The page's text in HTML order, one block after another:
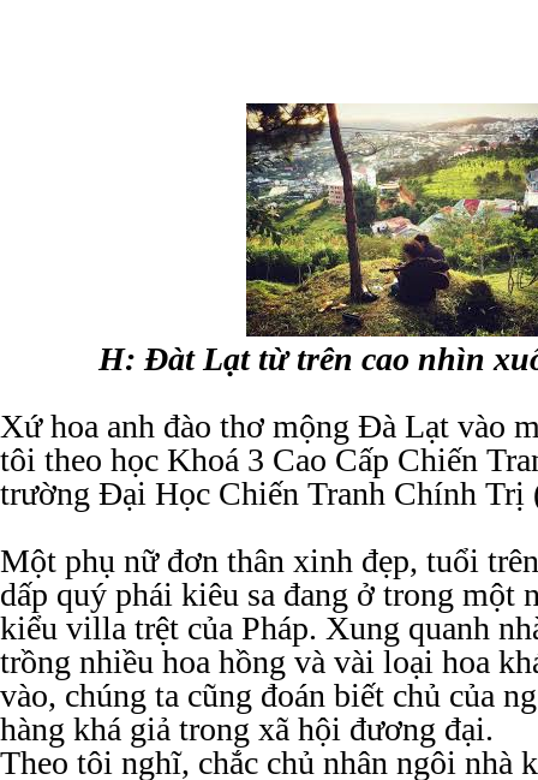
H: Đàt Lạt từ trên cao nhìn
Xứ hoa anh đào thơ mộng Đà Lạt vào
tôi theo học Khoá 3 Cao Cấp Chiến
trường Đại Học Chiến Tranh Chính Trị
Một phụ nữ đơn thân xinh đẹp, tuổi
dấp quý phái kiêu sa đang ở trong một
kiểu villa trệt của Pháp. Xung quanh
trồng nhiều hoa hồng và vài loại hoa
vào, chúng ta cũng đoán biết chủ của
hàng khá giả trong xã hội đương đại.
Theo tôi nghĩ, chắc chủ nhân ngôi nhà